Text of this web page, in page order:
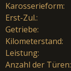
Karosserieform:
Erst-Zul.:
Getriebe:
Kilometerstand:
Leistung:
Anzahl der Türen: